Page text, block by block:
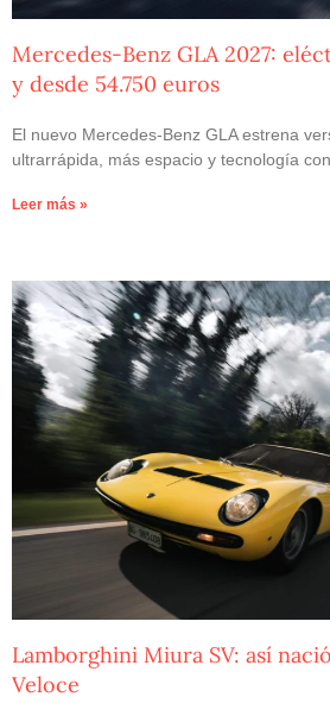
Mercedes-Benz GLA 2027:
y desde 54.750 euros
El nuevo Mercedes-Benz GLA estrena
ultrarrápida, más espacio y tecnología
Leer más »
Lamborghini Miura SV: así
Veloce